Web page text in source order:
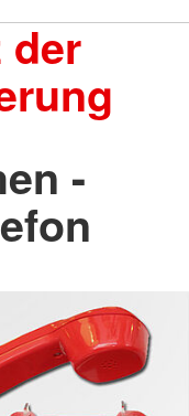
der
-